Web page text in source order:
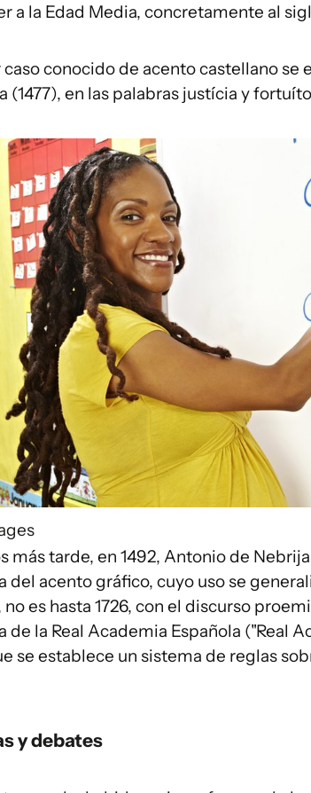
a la Edad Media, concretamente al
conocido de acento castellano se
(1477), en las palabras justícia y
más tarde, en 1492, Antonio de
del acento gráfico, cuyo uso se
es hasta 1726, con el discurso
de la Real Academia Española ("Real
se establece un sistema de reglas
y debates